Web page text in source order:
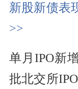
新股新债表
>>
单月IPO新
批北交所